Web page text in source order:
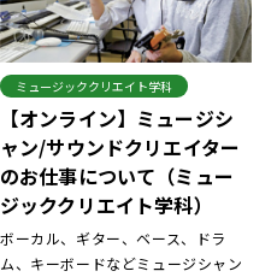
ミュージッククリエイト学科
【オンライン】ミュージシ
ャン/サウンドクリエイター
のお仕事について（ミュー
ジッククリエイト学科）
ボーカル、ギター、ベース、ドラ
ム、キーボードなどミュージシャン